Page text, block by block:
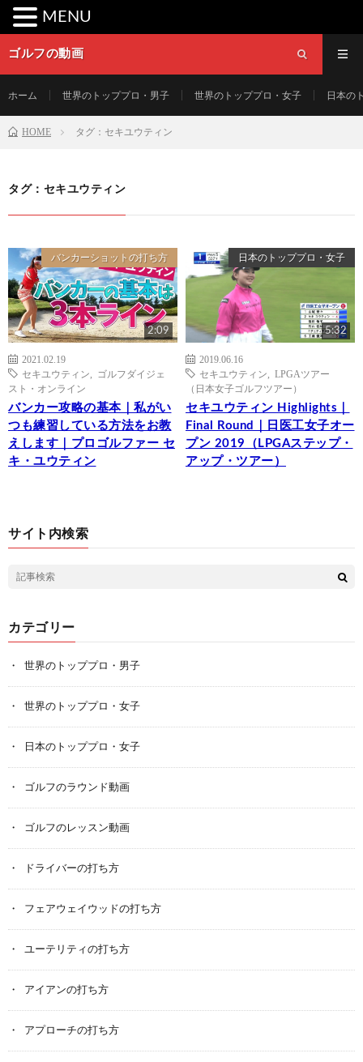
ゴルフの動画
ホーム 世界のトッププロ・男子 世界のトッププロ・女子 日本の
HOME タグ：セキユウティン
タグ：セキユウティン
バンカーショットの打ち方
2:09
2021.02.19
セキユウティン
ゴルフダイジェ
スト・オンライン
バンカー攻略の基本｜私がい
つも練習している方法をお教
えします｜プロゴルファー セ
キ・ユウティン
日本のトッププロ・女子
5:32
2019.06.16
セキユウティン
LPGAツアー
（日本女子ゴルフツアー）
セキユウティン Highlights｜
Final Round｜日医工女子オー
プン 2019（LPGAステップ・
アップ・ツアー）
サイト内検索
カテゴリー
世界のトッププロ・男子
世界のトッププロ・女子
日本のトッププロ・女子
ゴルフのラウンド動画
ゴルフのレッスン動画
ドライバーの打ち方
フェアウェイウッドの打ち方
ユーテリティの打ち方
アイアンの打ち方
アプローチの打ち方
MENU